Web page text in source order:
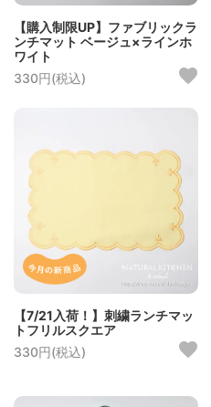
【購入制限UP】ファブリックラ
ンチマット ベージュ×ラインホ
ワイト
330円(税込)
【7/21入荷！】刺繍ランチマッ
トフリルスクエア
330円(税込)